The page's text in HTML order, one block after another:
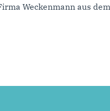
Weckenmann aus